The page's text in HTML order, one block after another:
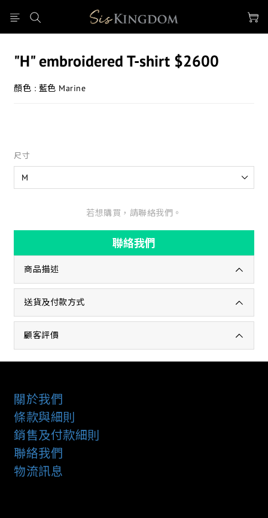
"H" embroidered T-shirt $2600
顏色 : 藍色 Marine
尺寸
若想購買，請聯絡我們。
聯絡我們
商品描述
送貨及付款方式
顧客評價
關於我們
條款與細則
銷售及付款細則
聯絡我們
物流訊息